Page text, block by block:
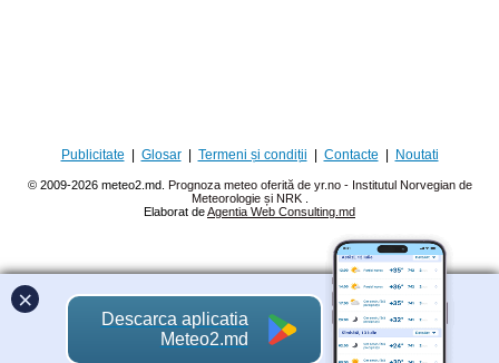
Publicitate Glosar| Termeni și condiții Contacte Noutati
© 2009-2026 meteo2.md. Prognoza meteo oferită de yr.no - Institutul Norvegian de
Meteorologie și NRK
Elaborat deAgentia Web Consulting.md
×
Descarca aplicatia
Meteo2.md